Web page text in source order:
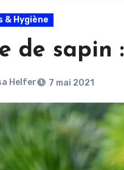
& Hygiène
de sapin
Helfer 7 mai 2021